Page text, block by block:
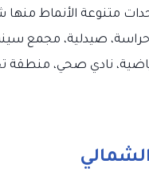
متنوعة الأنماط
صيدلية، مجمع
نادي صحي، منطقة